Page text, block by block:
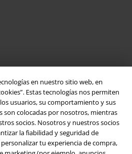
en nuestro sitio web, en
Estas tecnologías nos permiten
usuarios, su comportamiento y sus
son colocadas por nosotros, mientras
socios. Nosotros y nuestros socios
la fiabilidad y seguridad de
tu experiencia de compra,
del medioambiente